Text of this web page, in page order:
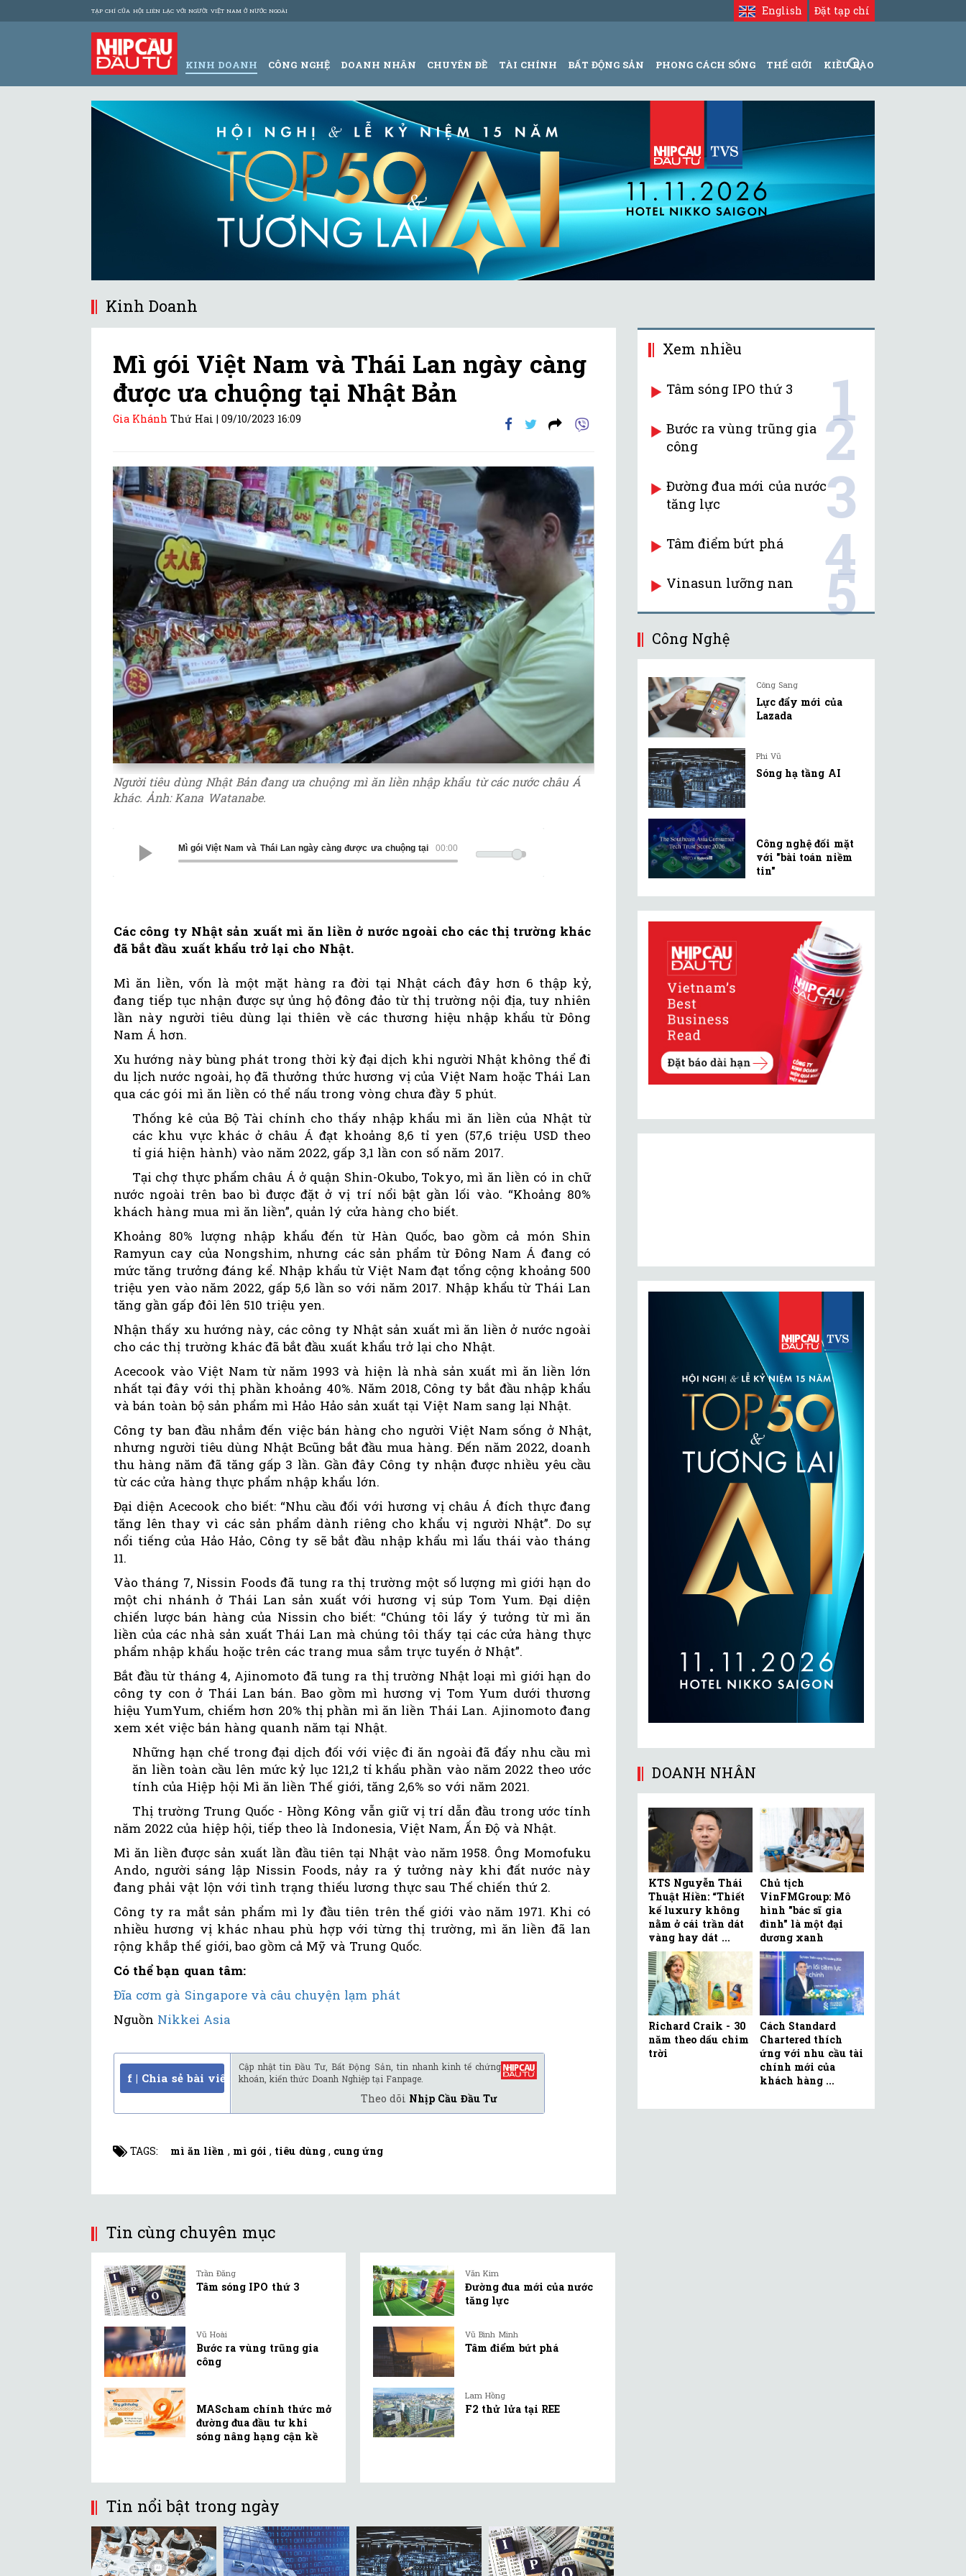
TẠP CHÍ CỦA HỘI LIÊN LẠC VỚI NGƯỜI VIỆT NAM Ở NƯỚC NGOÀI Đặt tạp chí
English
KINH DOANH CÔNG NGHỆ DOANH NHÂN CHUYÊN ĐỀ TÀI CHÍNH BẤT ĐỘNG SẢN PHONG CÁCH SỐNG THẾ GIỚI KIỀU BÀO
Kinh Doanh
Mì gói Việt Nam và Thái Lan ngày càng
được ưa chuộng tại Nhật Bản
Gia Khánh Thứ Hai |09/10/2023 16:09
Người tiêu dùng Nhật Bản đang ưa chuộng mì ăn liền nhập khẩu từ các nước châu Á
khác. Ảnh: Kana Watanabe.
00:00
Mì gói Việt Nam và Thái Lan ngày càng được ưa chuộng tại Nhật Bản
Các công ty Nhật sản xuất mì ăn liền ở nước ngoài cho các thị trường khác
đã bắt đầu xuất khẩu trở lại cho Nhật.
Mì ăn liền, vốn là một mặt hàng ra đời tại Nhật cách đây hơn 6 thập kỷ,
đang tiếp tục nhận được sự ủng hộ đông đảo từ thị trường nội địa, tuy nhiên
lần này người tiêu dùng lại thiên về các thương hiệu nhập khẩu từ Đông
Nam Á hơn.
Xu hướng này bùng phát trong thời kỳ đại dịch khi người Nhật không thể đi
du lịch nước ngoài, họ đã thưởng thức hương vị của Việt Nam hoặc Thái Lan
qua các gói mì ăn liền có thể nấu trong vòng chưa đầy 5 phút.
Thống kê của Bộ Tài chính cho thấy nhập khẩu mì ăn liền của Nhật từ
các khu vực khác ở châu Á đạt khoảng 8,6 tỉ yen (57,6 triệu USD theo
tỉ giá hiện hành) vào năm 2022, gấp 3,1 lần con số năm 2017.
Tại chợ thực phẩm châu Á ở quận Shin-Okubo, Tokyo, mì ăn liền có in chữ
nước ngoài trên bao bì được đặt ở vị trí nổi bật gần lối vào. “Khoảng 80%
khách hàng mua mì ăn liền”, quản lý cửa hàng cho biết.
Khoảng 80% lượng nhập khẩu đến từ Hàn Quốc, bao gồm cả món Shin
Ramyun cay của Nongshim, nhưng các sản phẩm từ Đông Nam Á đang có
mức tăng trưởng đáng kể. Nhập khẩu từ Việt Nam đạt tổng cộng khoảng 500
triệu yen vào năm 2022, gấp 5,6 lần so với năm 2017. Nhập khẩu từ Thái Lan
tăng gần gấp đôi lên 510 triệu yen.
Nhận thấy xu hướng này, các công ty Nhật sản xuất mì ăn liền ở nước ngoài
cho các thị trường khác đã bắt đầu xuất khẩu trở lại cho Nhật.
Acecook vào Việt Nam từ năm 1993 và hiện là nhà sản xuất mì ăn liền lớn
nhất tại đây với thị phần khoảng 40%. Năm 2018, Công ty bắt đầu nhập khẩu
và bán toàn bộ sản phẩm mì Hảo Hảo sản xuất tại Việt Nam sang lại Nhật.
Công ty ban đầu nhắm đến việc bán hàng cho người Việt Nam sống ở Nhật,
nhưng người tiêu dùng Nhật Bcũng bắt đầu mua hàng. Đến năm 2022, doanh
thu hàng năm đã tăng gấp 3 lần. Gần đây Công ty nhận được nhiều yêu cầu
từ các cửa hàng thực phẩm nhập khẩu lớn.
Đại diện Acecook cho biết: “Nhu cầu đối với hương vị châu Á đích thực đang
tăng lên thay vì các sản phẩm dành riêng cho khẩu vị người Nhật”. Do sự
nổi tiếng của Hảo Hảo, Công ty sẽ bắt đầu nhập khẩu mì lẩu thái vào tháng
11.
Vào tháng 7, Nissin Foods đã tung ra thị trường một số lượng mì giới hạn do
một chi nhánh ở Thái Lan sản xuất với hương vị súp Tom Yum. Đại diện
chiến lược bán hàng của Nissin cho biết: “Chúng tôi lấy ý tưởng từ mì ăn
liền của các nhà sản xuất Thái Lan mà chúng tôi thấy tại các cửa hàng thực
phẩm nhập khẩu hoặc trên các trang mua sắm trực tuyến ở Nhật”.
Bắt đầu từ tháng 4, Ajinomoto đã tung ra thị trường Nhật loại mì giới hạn do
công ty con ở Thái Lan bán. Bao gồm mì hương vị Tom Yum dưới thương
hiệu YumYum, chiếm hơn 20% thị phần mì ăn liền Thái Lan. Ajinomoto đang
xem xét việc bán hàng quanh năm tại Nhật.
Những hạn chế trong đại dịch đối với việc đi ăn ngoài đã đẩy nhu cầu mì
ăn liền toàn cầu lên mức kỷ lục 121,2 tỉ khẩu phần vào năm 2022 theo ước
tính của Hiệp hội Mì ăn liền Thế giới, tăng 2,6% so với năm 2021.
Thị trường Trung Quốc - Hồng Kông vẫn giữ vị trí dẫn đầu trong ước tính
năm 2022 của hiệp hội, tiếp theo là Indonesia, Việt Nam, Ấn Độ và Nhật.
Mì ăn liền được sản xuất lần đầu tiên tại Nhật vào năm 1958. Ông Momofuku
Ando, ​​người sáng lập Nissin Foods, nảy ra ý tưởng này khi đất nước này
đang phải vật lộn với tình trạng thiếu lương thực sau Thế chiến thứ 2.
Công ty ra mắt sản phẩm mì ly đầu tiên trên thế giới vào năm 1971. Khi có
nhiều hương vị khác nhau phù hợp với từng thị trường, mì ăn liền đã lan
rộng khắp thế giới, bao gồm cả Mỹ và Trung Quốc.
Có thể bạn quan tâm:
Đĩa cơm gà Singapore và câu chuyện lạm phát
Nguồn Nikkei Asia
f | Chia sẻ bài viết
Cập nhật tin Đầu Tư, Bất Động Sản, tin nhanh kinh tế chứng
khoán, kiến thức Doanh Nghiệp tại Fanpage.
Theo dõi Nhịp Cầu Đầu Tư
TAGS: mì ăn liền , mì gói , tiêu dùng, cung ứng
Tin cùng chuyên mục
Trần Đăng
Tâm sóng IPO thứ 3
Vũ Hoài
Bước ra vùng trũng gia
công
MAScham chính thức mở
đường đua đầu tư khi
sóng nâng hạng cận kề
Văn Kim
Đường đua mới của nước
tăng lực
Vũ Bình Minh
Tâm điểm bứt phá
Lam Hồng
F2 thử lửa tại REE
Tin nổi bật trong ngày
Xem nhiều
Tâm sóng IPO thứ 3 1
Bước ra vùng trũng gia
công
2
Đường đua mới của nước
tăng lực
3
Tâm điểm bứt phá 4
Vinasun lưỡng nan 5
Công Nghệ
Công Sang
Lực đẩy mới của
Lazada
Phi Vũ
Sóng hạ tầng AI
Công nghệ đối mặt
với "bài toán niềm
tin"
DOANH NHÂN
KTS Nguyễn Thái
Thuật Hiền: “Thiết
kế luxury không
nằm ở cái trần dát
vàng hay dát ...
Chủ tịch
VinFMGroup: Mô
hình "bác sĩ gia
đình" là một đại
dương xanh
Richard Craik - 30
năm theo dấu chim
trời
Cách Standard
Chartered thích
ứng với nhu cầu tài
chính mới của
khách hàng ...